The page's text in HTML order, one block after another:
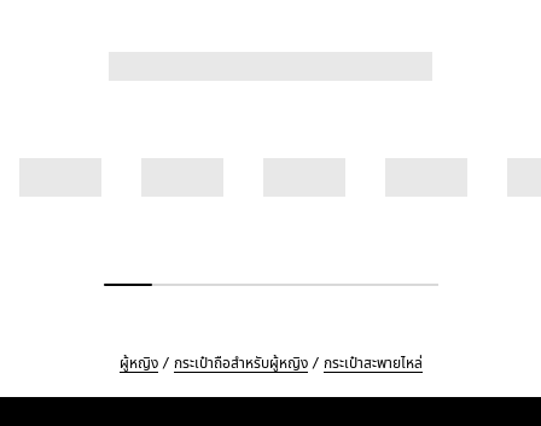
ผู้หญิง กระเป๋าถือสำหรับผู้หญิง กระเป๋าสะพายไหล่